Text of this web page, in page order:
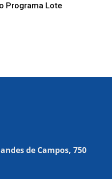
Programa Lote
de Campos, 750